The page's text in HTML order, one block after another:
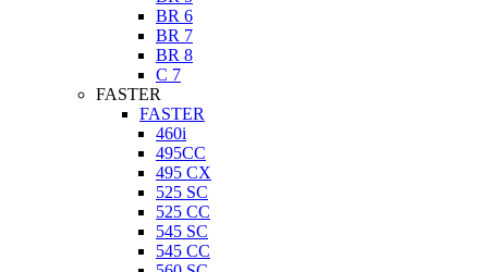
BR 6
BR 7
BR 8
C 7
FASTER
FASTER
460i
495CC
495 CX
525 SC
525 CC
545 SC
545 CC